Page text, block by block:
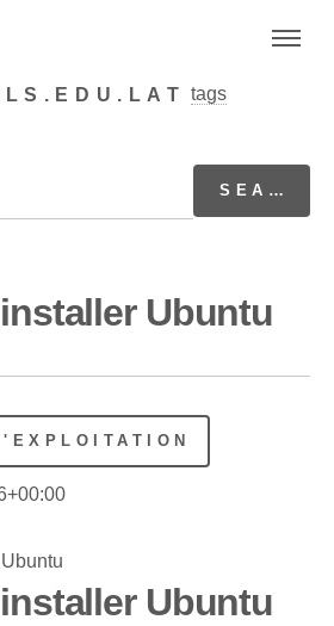
tags
Ubuntu
Ubuntu